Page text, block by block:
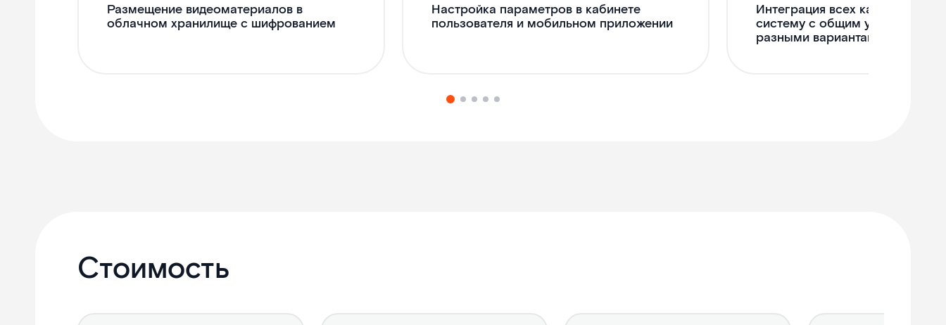
Размещение видеоматериалов в
облачном хранилище с шифрованием
Настройка параметров в кабинете
пользователя и мобильном приложении
Интеграция всех камер в
систему с общим управлением
разными вариантами доступа
Стоимость